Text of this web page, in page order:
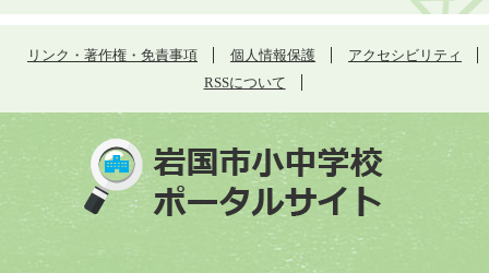
リンク・著作権・免責事項 個人情報保護
アクセシビリティ
RSSについて